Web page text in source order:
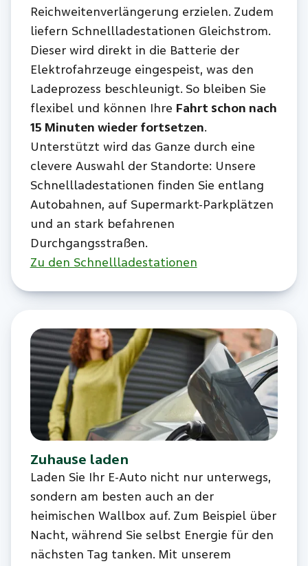
Reichweitenverlängerung erzielen. Zudem
liefern Schnellladestationen Gleichstrom.
Dieser wird direkt in die Batterie der
Elektrofahrzeuge eingespeist, was den
Ladeprozess beschleunigt. So bleiben Sie
flexibel und können Ihre Fahrt schon nach
15 Minuten wieder fortsetzen.
Unterstützt wird das Ganze durch eine
clevere Auswahl der Standorte: Unsere
Schnellladestationen finden Sie entlang
Autobahnen, auf Supermarkt-Parkplätzen
und an stark befahrenen
Durchgangsstraßen.
Zu den Schnellladestationen
Zuhause laden
Laden Sie Ihr E-Auto nicht nur unterwegs,
sondern am besten auch an der
heimischen Wallbox auf. Zum Beispiel über
Nacht, während Sie selbst Energie für den
nächsten Tag tanken. Mit unserem